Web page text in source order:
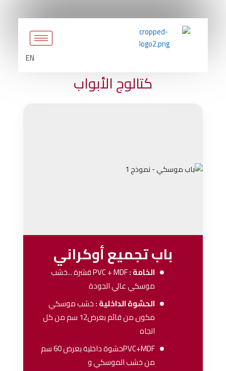
إلى
المحتوى
EN
كتالوج الأبواب
باب تجميع أوكراني
الخامة :PVC + MDFقشرة ...خشب
موسكي عالي الجودة
الحشوة الداخلية :خشب موسكي
مكون من قائم بعرض12 سم من كل
اتجاه
PVC+MDFحشوة داخلية بعرض 60 سم
من خشب الموسكي و